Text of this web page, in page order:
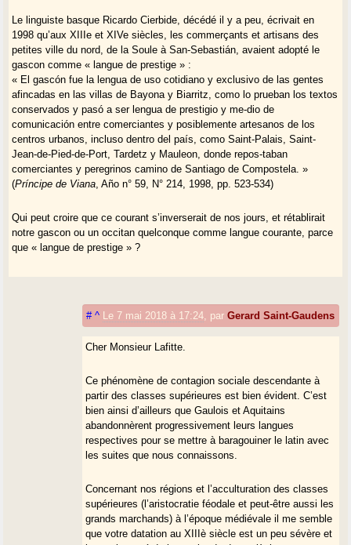
Le linguiste basque Ricardo Cierbide, décédé il y a peu, écrivait en
1998 qu’aux XIIIe et XIVe siècles, les commerçants et artisans des
petites ville du nord, de la Soule à San-Sebastián, avaient adopté le
gascon comme « langue de prestige » :
« El gascón fue la lengua de uso cotidiano y exclusivo de las gentes
afincadas en las villas de Bayona y Biarritz, como lo prueban los textos
conservados y pasó a ser lengua de prestigio y me-dio de
comunicación entre comerciantes y posiblemente artesanos de los
centros urbanos, incluso dentro del país, como Saint-Palais, Saint-
Jean-de-Pied-de-Port, Tardetz y Mauleon, donde repos-taban
comerciantes y peregrinos camino de Santiago de Compostela. »
(Príncipe de Viana , Año n° 59, N° 214, 1998, pp. 523-534)
Qui peut croire que ce courant s’inverserait de nos jours, et rétablirait
notre gascon ou un occitan quelconque comme langue courante, parce
que « langue de prestige » ?
# ^ Le 7 mai 2018 à 17:24 parGerard Saint-Gaudens
Cher Monsieur Lafitte.
Ce phénomène de contagion sociale descendante à
partir des classes supérieures est bien évident. C’est
bien ainsi d’ailleurs que Gaulois et Aquitains
abandonnèrent progressivement leurs langues
respectives pour se mettre à baragouiner le latin avec
les suites que nous connaissons.
Concernant nos régions et l’acculturation des classes
supérieures (l’aristocratie féodale et peut-être aussi les
grands marchands) à l’époque médiévale il me semble
que votre datation au XIIIè siècle est un peu sévère et